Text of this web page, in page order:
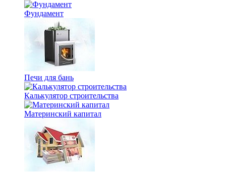
Фундамент
Печи для бань
Калькулятор строительства
Материнский капитал